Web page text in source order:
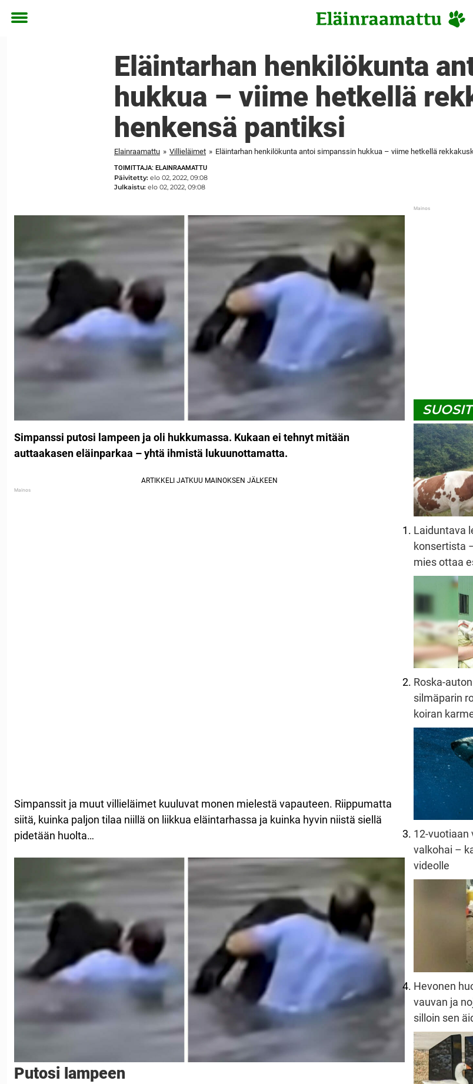
Toggle
Eläintarhan henkilökunta
hukkua – viime hetkellä
henkensä pantiksi
Elainraamattu » Villieläimet » Eläintarhan henkilökunta antoi simpanssin hukkua – viime hetkellä
TOIMITTAJA: ELAINRAAMATTU
Päivitetty: elo 02, 2022, 09:08
Julkaistu: elo 02, 2022, 09:08
Simpanssi putosi lampeen ja oli hukkumassa. Kukaan ei tehnyt mitään
auttaakasen eläinparkaa – yhtä ihmistä lukuunottamatta.
Simpanssit ja muut villieläimet kuuluvat monen mielestä vapauteen. Riippumatta
siitä, kuinka paljon tilaa niillä on liikkua eläintarhassa ja kuinka hyvin niistä siellä
pidetään huolta…
Putosi lampeen
Laiduntava
konsertista
mies ottaa
Roska-
silmäparin
koiran
12-vuotiaan
valkohai –
videolle
Hevonen
vauvan ja
silloin sen